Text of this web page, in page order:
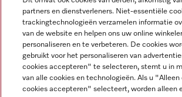
Service
partners en dienstverleners. Niet-essentiële
trackingtechnologieën verzamelen informatie
van de website en helpen ons uw online
personaliseren en te verbeteren. De cookies
gebruikt voor het personaliseren van
cookies accepteren" te selecteren, stemt u in
van alle cookies en technologieën. Als u "Alleen
cookies accepteren" selecteert, worden alleen